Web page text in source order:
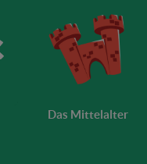
Das Mittelalter